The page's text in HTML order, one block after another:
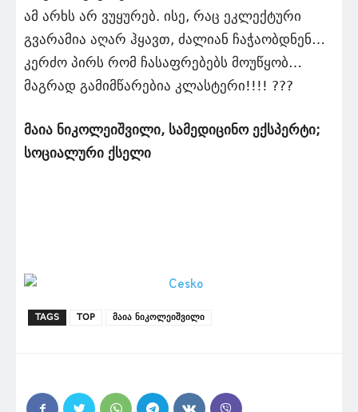
ამ არხს არ ვუყურებ. ისე, რაც ეკლექტური
გვარამია აღარ ჰყავთ, ძალიან ჩაჭაობდნენ…
კერძო პირს რომ ჩასაფრებებს მოუწყობ…
მაგრად გამიმწარებია კლასტერი!!!! ???
მაია ნიკოლეიშვილი, სამედიცინო ექსპერტი;
სოციალური ქსელი
TAGS TOP მაია ნიკოლეიშვილი